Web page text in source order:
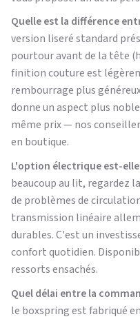
Quelle est la différence
version liseré standard
pourtour avant de la tête
finition couture est
rembourrage plus
donne un aspect plus
même prix — nos
en boutique.
L'option électrique est-
beaucoup au lit, regardez
de problèmes de
transmission linéaire
durables. C'est un
confort quotidien.
ressorts ensachés.
Quel délai entre la
le boxspring est fabriqué